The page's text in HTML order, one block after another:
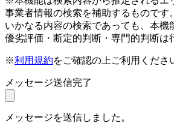
事業者情報の検索を補助するものです。
いかなる内容の検索であっても、本機
優劣評価・断定的判断・専門的判断は
※利用規約をご確認の上ご利用くださ
メッセージ送信完了
メッセージを送信しました。